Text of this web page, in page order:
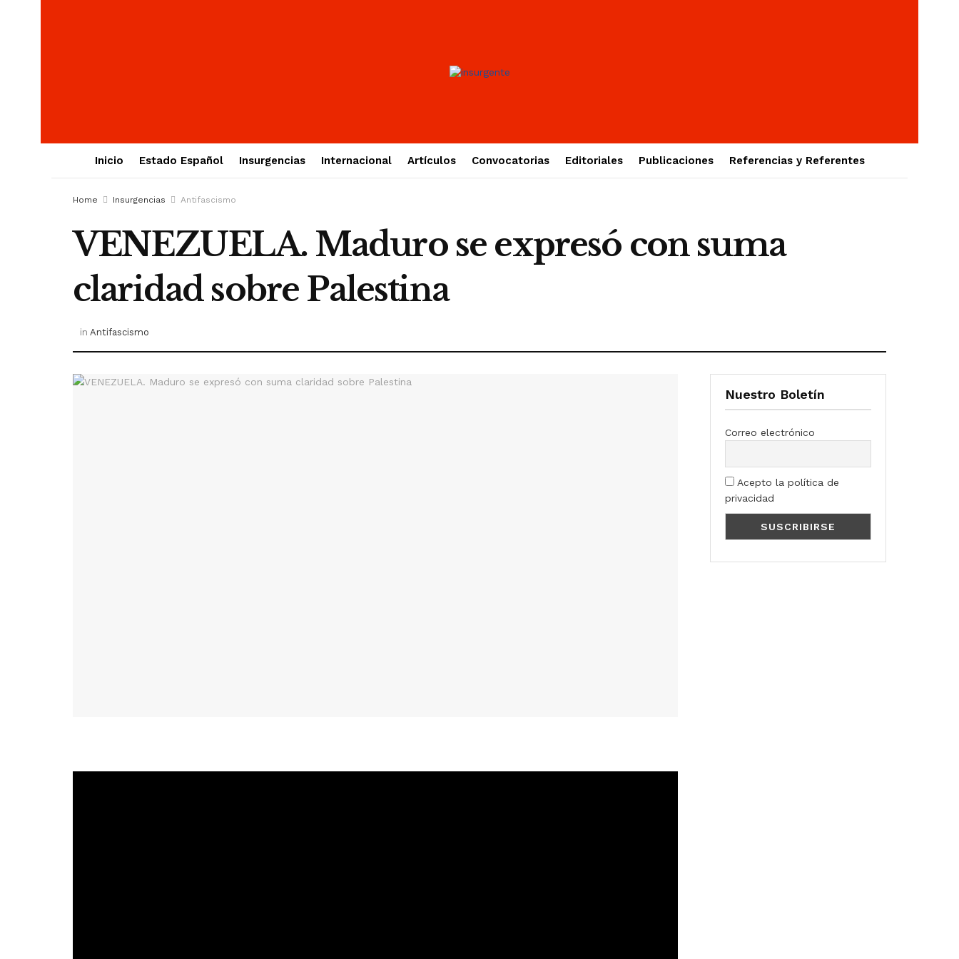
Inicio Estado Español Insurgencias Internacional Artículos Convocatorias Editoriales Publicaciones Referencias y Referentes
Home Insurgencias Antifascismo
VENEZUELA. Maduro se expresó con suma
claridad sobre Palestina
in Antifascismo
Nuestro Boletín
Correo electrónico
Acepto la política de
privacidad